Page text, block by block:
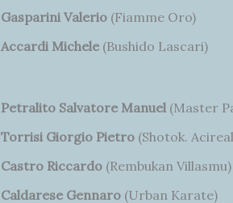
Gasparini Valerio (Fiamme Oro)
Accardi Michele (Bushido Lascari)
Petralito Salvatore Manuel (Master
Torrisi Giorgio Pietro (Shotok.
Castro Riccardo (Rembukan Villasmu)
Caldarese Gennaro (Urban Karate)